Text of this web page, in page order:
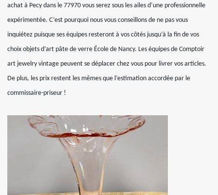
achat à Pecy dans le 77970 vous serez sous les ailes d’une professionnelle
expérimentée. C’est pourquoi nous vous conseillons de ne pas vous
inquiétez puisque ses équipes resteront à vos côtés jusqu’à la fin de vos
choix objets d’art pâte de verre École de Nancy. Les équipes de Comptoir
art jewelry vintage peuvent se déplacer chez vous pour livrer vos articles.
De plus, les prix restent les mêmes que l’estimation accordée par le
commissaire-priseur !